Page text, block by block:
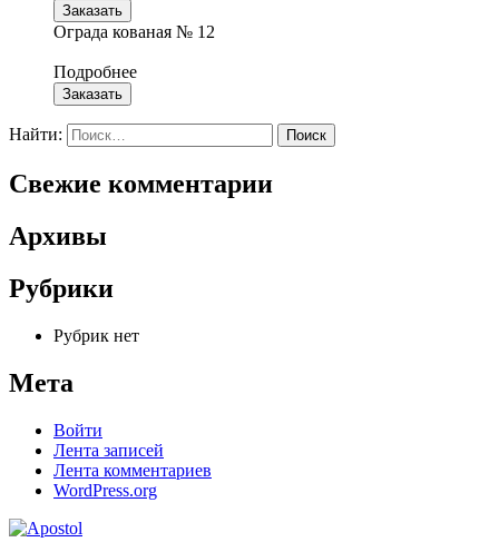
Заказать
Ограда кованая № 12
Подробнее
Заказать
Найти:
Свежие комментарии
Архивы
Рубрики
Рубрик нет
Мета
Войти
Лента записей
Лента комментариев
WordPress.org